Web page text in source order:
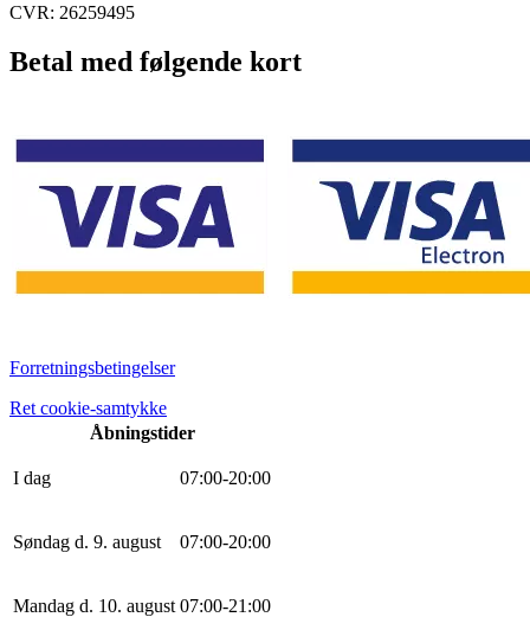
CVR: 26259495
Betal med følgende kort
Forretningsbetingelser
Ret cookie-samtykke
Åbningstider
I dag 07:00-20:00
Søndag d. 9. august 07:00-20:00
Mandag d. 10. august 07:00-21 :00